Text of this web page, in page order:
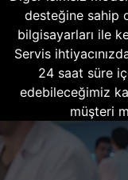
desteğine sahip
bilgisayarları ile
Servis
24 saat süre
edebileceğimiz
müşteri